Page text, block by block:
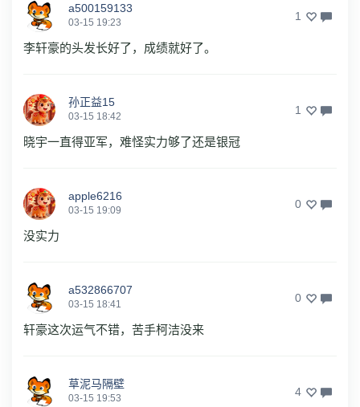
a500159133
03-15 19:23 1
李轩豪的头发长好了，成绩就好了。
孙正益15
03-15 18:42 1
晓宇一直得亚军，难怪实力够了还是银冠
apple6216
03-15 19:09 0
没实力
a532866707
03-15 18:41 0
轩豪这次运气不错，苦手柯洁没来
草泥马隔壁
03-15 19:53 4